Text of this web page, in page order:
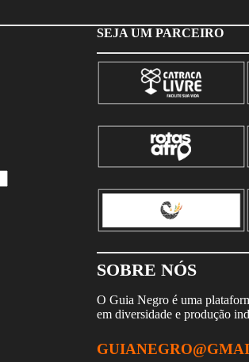
SEJA UM PARCEIRO
SOBRE NÓS
O Guia Negro é uma
em diversidade e produção